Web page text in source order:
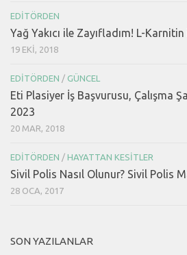
EDITÖRDEN
Yağ Yakıcı ile Zayıfladım! L-
19 EKI, 2018
EDITÖRDEN / GÜNCEL
Eti Plasiyer İş Başvurusu, Çalışma
2023
20 MAR, 2018
EDITÖRDEN / HAYATTAN KESITLER
Sivil Polis Nasıl Olunur? Sivil Polis
28 OCA, 2017
SON YAZILANLAR